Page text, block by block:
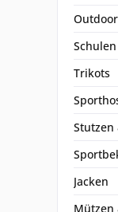
Outdoor
Schulen
Trikots
Stutzen
Jacken
Mützen